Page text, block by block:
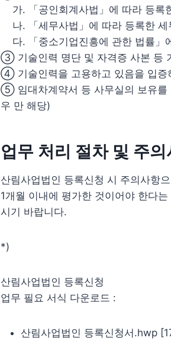
가. 「공인회계사법」에 따라 등록
나. 「세무사법」에 따라 등록한 세
다. 「중소기업진흥에 관한 법률」
③ 기술인력 명단 및 자격증 사본 등
④ 기술인력을 고용하고 있음을 입증
⑤ 임대차계약서 등 사무실의 보유를
우 만 해당)
업무 처리 절차 및 주
산림사업법인 등록신청 시 주의사항
1개월 이내에 평가한 것이어야 한다
시기 바랍니다.
*)
산림사업법인 등록신청
업무 필요 서식 다운로드 :
산림사업법인 등록신청서.hwp